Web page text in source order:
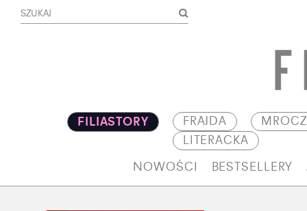
FILIASTORY FRAJDA
LITERACKA
NOWOŚCI BESTSELLERY